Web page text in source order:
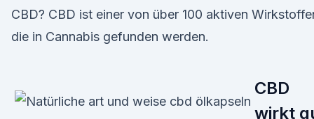
CBD? CBD ist einer von über 100 aktiven
die in Cannabis gefunden werden.
CBD
wirkt